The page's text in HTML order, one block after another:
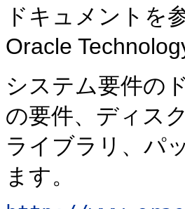
ドキュメントを
Oracle
システム要件の
の要件、ディス
ライブラリ、パ
ます。